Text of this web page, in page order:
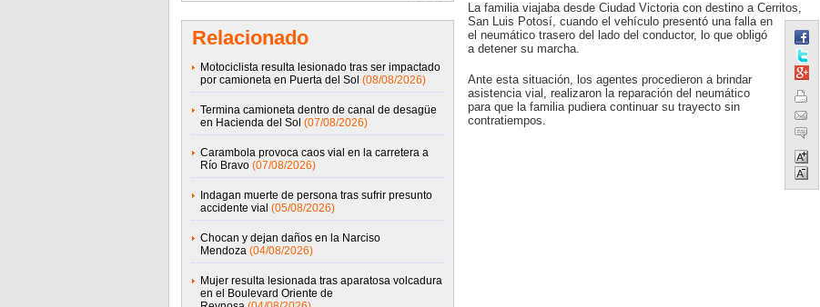
Relacionado
Motociclista resulta lesionado tras ser impactado
por camioneta en Puerta del Sol (08/08/2026)
Termina camioneta dentro de canal de desagüe
en Hacienda del Sol (07/08/2026)
Carambola provoca caos vial en la carretera a
Río Bravo (07/08/2026)
Indagan muerte de persona tras sufrir presunto
accidente vial (05/08/2026)
Chocan y dejan daños en la Narciso
Mendoza (04/08/2026)
Mujer resulta lesionada tras aparatosa volcadura
en el Boulevard Oriente de
La familia viajaba desde Ciudad Victoria con destino a Cerritos,
San Luis Potosí, cuando el vehículo presentó una falla en
el neumático trasero del lado del conductor, lo que obligó
a detener su marcha.
Ante esta situación, los agentes procedieron a brindar
asistencia vial, realizaron la reparación del neumático
para que la familia pudiera continuar su trayecto sin
contratiempos.